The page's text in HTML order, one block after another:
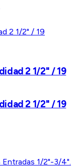
2 1/2" / 19
2 1/2" / 19